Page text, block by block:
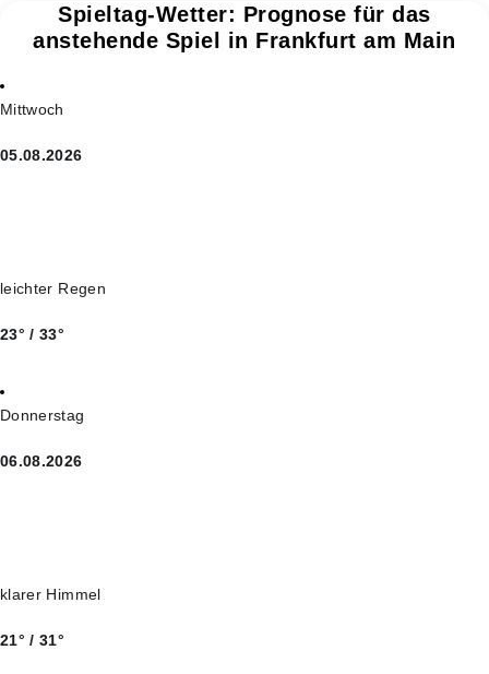
Spieltag-Wetter: Prognose für das
anstehende Spiel in Frankfurt am Main
Mittwoch
05.08.2026
leichter Regen
23° / 33°
Donnerstag
06.08.2026
klarer Himmel
21° / 31°